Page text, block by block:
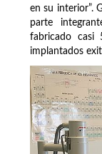
en su interior”.
parte
fabricado casi
implantados